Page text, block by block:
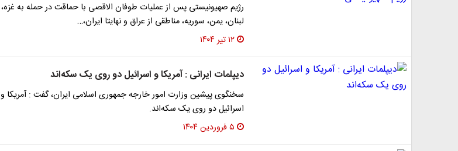
رژیم صهیونیستی پس از عملیات طوفان الاقصی با حماقت در حمله به غزه،
لبنان، یمن، سوریه، مناطقی از عراق و نهایتا ایران،…
۱۲ تیر ۱۴۰۴
دیپلمات ایرانی : آمریکا و اسرائیل دو روی یک سکه‌اند
سخنگوی پیشین وزارت امور خارجه جمهوری اسلامی ایران، گفت : آمریکا و
اسرائیل دو روی یک سکه‌اند.
۵ فروردین ۱۴۰۴